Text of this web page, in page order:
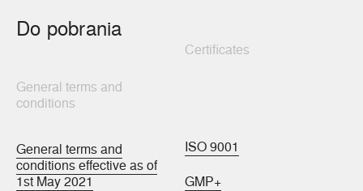
Do pobrania
General terms and
conditions
General terms and
conditions effective as of
1st May 2021
Certificates
ISO 9001
GMP+